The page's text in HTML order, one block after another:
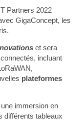
Partners 2022
GigaConcept, les
et sera
incluant
plateformes
immersion en
différents tableaux